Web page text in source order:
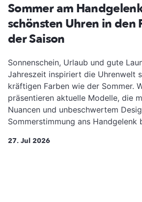
Sommer am
schönsten Uhren in den
der Saison
Sonnenschein, Urlaub und gute
Jahreszeit inspiriert die Uhrenwelt
kräftigen Farben wie der Sommer.
präsentieren aktuelle Modelle, die
Nuancen und unbeschwertem
Sommerstimmung ans Handgelenk
27. Jul 2026